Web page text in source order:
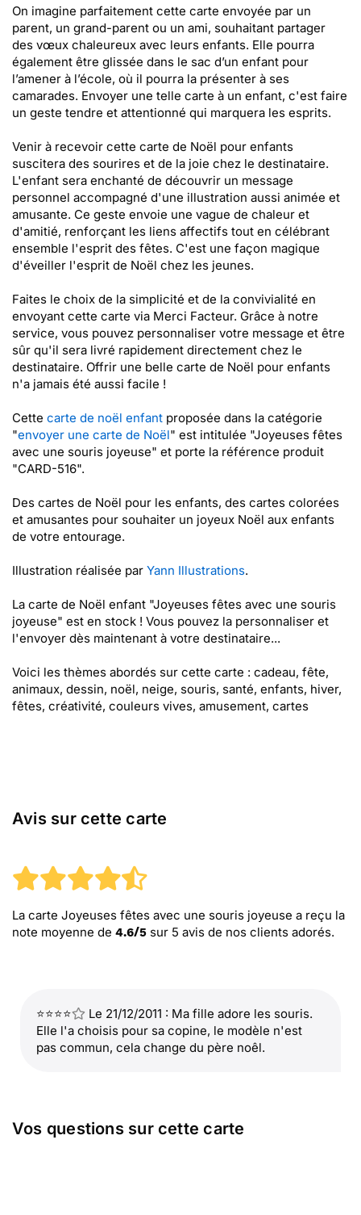
On imagine parfaitement cette carte envoyée par un
parent, un grand-parent ou un ami, souhaitant partager
des vœux chaleureux avec leurs enfants. Elle pourra
également être glissée dans le sac d’un enfant pour
l’amener à l’école, où il pourra la présenter à ses
camarades. Envoyer une telle carte à un enfant, c'est faire
un geste tendre et attentionné qui marquera les esprits.
Venir à recevoir cette carte de Noël pour enfants
suscitera des sourires et de la joie chez le destinataire.
L'enfant sera enchanté de découvrir un message
personnel accompagné d'une illustration aussi animée et
amusante. Ce geste envoie une vague de chaleur et
d'amitié, renforçant les liens affectifs tout en célébrant
ensemble l'esprit des fêtes. C'est une façon magique
d'éveiller l'esprit de Noël chez les jeunes.
Faites le choix de la simplicité et de la convivialité en
envoyant cette carte via Merci Facteur. Grâce à notre
service, vous pouvez personnaliser votre message et être
sûr qu'il sera livré rapidement directement chez le
destinataire. Offrir une belle carte de Noël pour enfants
n'a jamais été aussi facile !
Cette carte de noël enfant proposée dans la catégorie
"envoyer une carte de Noël" est intitulée "Joyeuses fêtes
avec une souris joyeuse" et porte la référence produit
"CARD-516".
Des cartes de Noël pour les enfants, des cartes colorées
et amusantes pour souhaiter un joyeux Noël aux enfants
de votre entourage.
Illustration réalisée par Yann Illustrations.
La carte de Noël enfant "Joyeuses fêtes avec une souris
joyeuse" est en stock ! Vous pouvez la personnaliser et
l'envoyer dès maintenant à votre destinataire...
Voici les thèmes abordés sur cette carte : cadeau, fête,
animaux, dessin, noël, neige, souris, santé, enfants, hiver,
fêtes, créativité, couleurs vives, amusement, cartes
Avis sur cette carte
La carte Joyeuses fêtes avec une souris joyeuse a reçu la
note moyenne de 4.6/5 sur 5 avis de nos clients adorés.
⭐⭐⭐⭐
Le 21/12/2011 : Ma fille adore les souris.
Elle l'a choisis pour sa copine, le modèle n'est
pas commun, cela change du père noêl.
Vos questions sur cette carte